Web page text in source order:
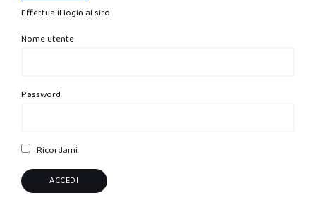
Effettua il login al sito.
Nome utente
Password
Ricordami